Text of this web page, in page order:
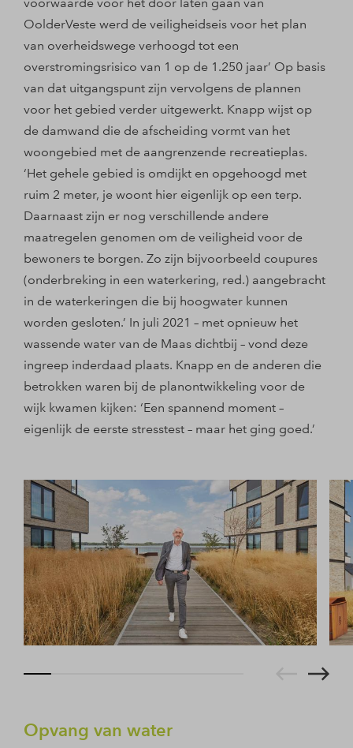
OolderVeste werd de veiligheidseis voor het plan
van overheidswege verhoogd tot een
overstromingsrisico van 1 op de 1.250 jaar’ Op basis
van dat uitgangspunt zijn vervolgens de plannen
voor het gebied verder uitgewerkt. Knapp wijst op
de damwand die de afscheiding vormt van het
woongebied met de aangrenzende recreatieplas.
‘Het gehele gebied is omdijkt en opgehoogd met
ruim 2 meter, je woont hier eigenlijk op een terp.
Daarnaast zijn er nog verschillende andere
maatregelen genomen om de veiligheid voor de
bewoners te borgen. Zo zijn bijvoorbeeld coupures
(onderbreking in een waterkering, red.) aangebracht
in de waterkeringen die bij hoogwater kunnen
worden gesloten.’ In juli 2021 – met opnieuw het
wassende water van de Maas dichtbij – vond deze
ingreep inderdaad plaats. Knapp en de anderen die
betrokken waren bij de planontwikkeling voor de
wijk kwamen kijken: ‘Een spannend moment –
eigenlijk de eerste stresstest – maar het ging goed.’
Opvang van water